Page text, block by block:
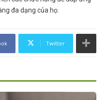
đa dạng của họ.
Twitter